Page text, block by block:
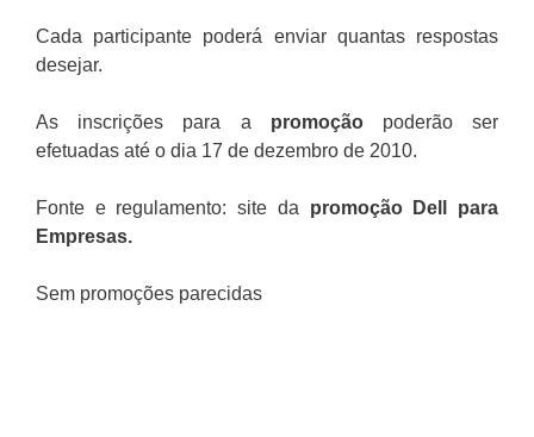
Cada participante poderá enviar quantas respostas
desejar.
As inscrições para a promoçãopoderão ser
efetuadas até o dia 17 de dezembro de 2010.
Fonte e regulamento: site da promoção Dell para
Empresas.
Sem promoções parecidas